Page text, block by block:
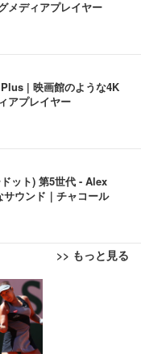
メディアプレイヤー
| 映画館のような4K
アプレイヤー
ット) 第5世代 - Alex
ウンド｜チャコール
>> もっと見る
子 テレワーク 疲れな
ンパクト 約105度ロッ
座面昇降 強化ナイロ
在宅ワーク H-WY01
ムモニター | FlexScan
・USB Type-C・ホワ
ーツ 薄型 レギュラー 1
300枚